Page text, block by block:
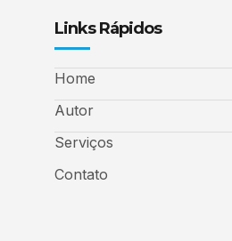
Links Rápidos
Home
Autor
Serviços
Contato